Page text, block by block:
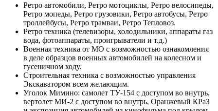
Ретро автомобили, Ретро мотоциклы, Ретро велосипеды,
Ретро мопеды, Ретро грузовики, Ретро автобусы, Ретро
троллейбусы, Ретро трамваи, Ретро Тепловоз.
Ретро техника (телевизоры, холодильники, аппараты газ
вода, фотоаппараты, проигрыватели и т.д.)
Военная техника от МО с возможностью ознакомления
в деле образцов военных автомобилей на колесном и
гусеничном ходу.
Строительная техника с возможностью управления
Экскаватором всем желающим.
Уголок Мимино: самолет ТУ-154 с доступом во внутрь,
вертолет МИ-2 с доступом во внутрь, Оранжевый КРaЗ